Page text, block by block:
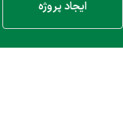
ایجاد پروژه